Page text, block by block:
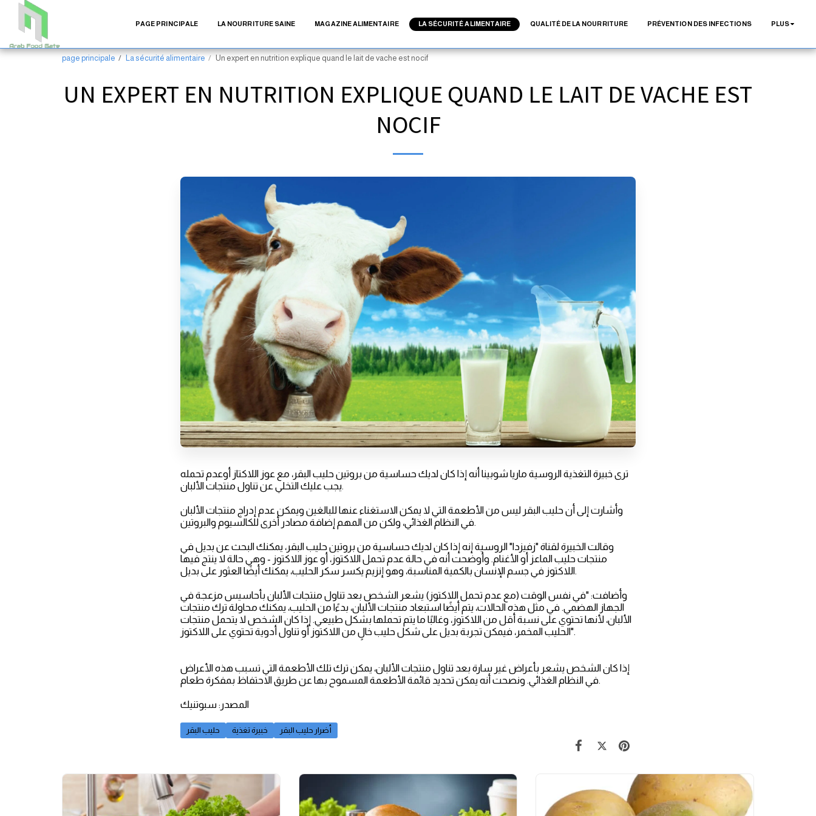
PAGE PRINCIPALE LA NOURRITURE SAINE MAGAZINE ALIMENTAIRE LA SÉCURITÉ ALIMENTAIRE QUALITÉ DE LA NOURRITURE PRÉVENTION DES INFECTIONS PLUS
page principale La sécurité alimentaire Un expert en nutrition explique quand le lait de vache est nocif
UN EXPERT EN NUTRITION EXPLIQUE QUAND LE LAIT DE VACHE EST
NOCIF
ترى خبيرة التغذية الروسية ماريا شوبينا أنه إذا كان لديك حساسية من بروتين حليب البقر، مع عوز اللاكتاز أوعدم تحمله
يجب عليك التخلي عن تناول منتجات الألبان.
وأشارت إلى أن حليب البقر ليس من الأطعمة التي لا يمكن الاستغناء عنها للبالغين ويمكن عدم إدراج منتجات الألبان
في النظام الغذائي، ولكن من المهم إضافة مصادر أخرى للكالسيوم والبروتين.
وقالت الخبيرة لقناة "زفيزدا" الروسية إنه إذا كان لديك حساسية من بروتين حليب البقر، يمكنك البحث عن بديل في
منتجات حليب الماعز أو الأغنام. وأوضحت أنه في حالة عدم تحمل اللاكتوز، أو عوز اللاكتوز - وهي حالة لا ينتج فيها
اللاكتوز في جسم الإنسان بالكمية المناسبة، وهو إنزيم يكسر سكر الحليب، يمكنك أيضًا العثور على بديل.
وأضافت: "في نفس الوقت (مع عدم تحمل اللاكتوز) يشعر الشخص بعد تناول منتجات الألبان بأحاسيس مزعجة في
الجهاز الهضمي. في مثل هذه الحالات، يتم أيضًا استبعاد منتجات الألبان، بدءًا من الحليب، يمكنك محاولة ترك منتجات
الألبان، لأنها تحتوي على نسبة أقل من اللاكتوز، وغالبًا ما يتم تحملها بشكل طبيعي. إذا كان الشخص لا يتحمل منتجات
الحليب المخمر، فيمكن تجربة بديل على شكل حليب خالٍ من اللاكتوز أو تناول أدوية تحتوي على اللاكتوز".
إذا كان الشخص يشعر بأعراض غير سارة بعد تناول منتجات الألبان، يمكن ترك تلك الأطعمة التي تسبب هذه الأعراض
في النظام الغذائي. ونصحت أنه يمكن تحديد قائمة الأطعمة المسموح بها عن طريق الاحتفاظ بمفكرة طعام.
المصدر: سبوتنيك
حليب البقر خبيرة تغذية أضرار حليب البقر